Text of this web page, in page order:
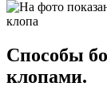
Способы
клопами.